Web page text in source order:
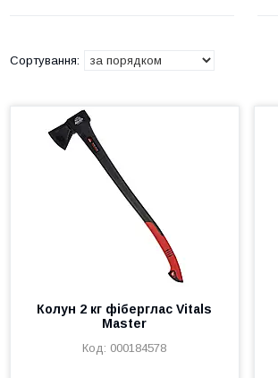
Колун 2 кг фіберглас Vitals
Master
000184578